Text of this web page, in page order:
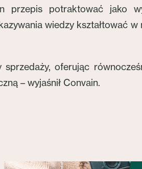
przepis potraktować jako
wiedzy kształtować w
oferując
– wyjaśnił Convain.